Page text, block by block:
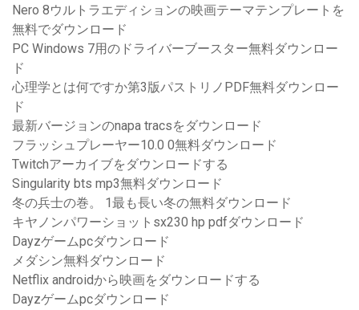
Nero 8ウルトラエディションの映画テーマテンプレートを
無料でダウンロード
PC Windows 7用のドライバーブースター無料ダウンロー
ド
心理学とは何ですか第3版パストリノPDF無料ダウンロー
ド
最新バージョンのnapa tracsをダウンロード
フラッシュプレーヤー10.0 0無料ダウンロード
Twitchアーカイブをダウンロードする
Singularity bts mp3無料ダウンロード
冬の兵士の巻。 1最も長い冬の無料ダウンロード
キヤノンパワーショットsx230 hp pdfダウンロード
Dayzゲームpcダウンロード
メダシン無料ダウンロード
Netflix androidから映画をダウンロードする
Dayzゲームpcダウンロード